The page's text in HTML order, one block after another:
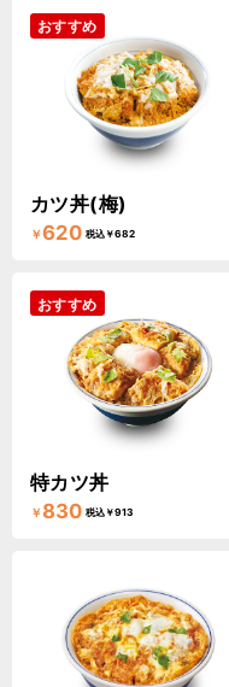
おすすめ
カツ丼(梅)
￥620 税込￥682
おすすめ
特カツ丼
￥830 税込￥913